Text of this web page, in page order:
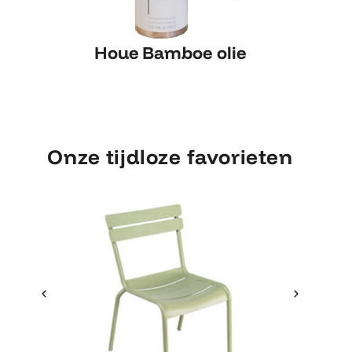
Houe Bamboe olie
Houe Bamboe olie
Onze tijdloze favorieten